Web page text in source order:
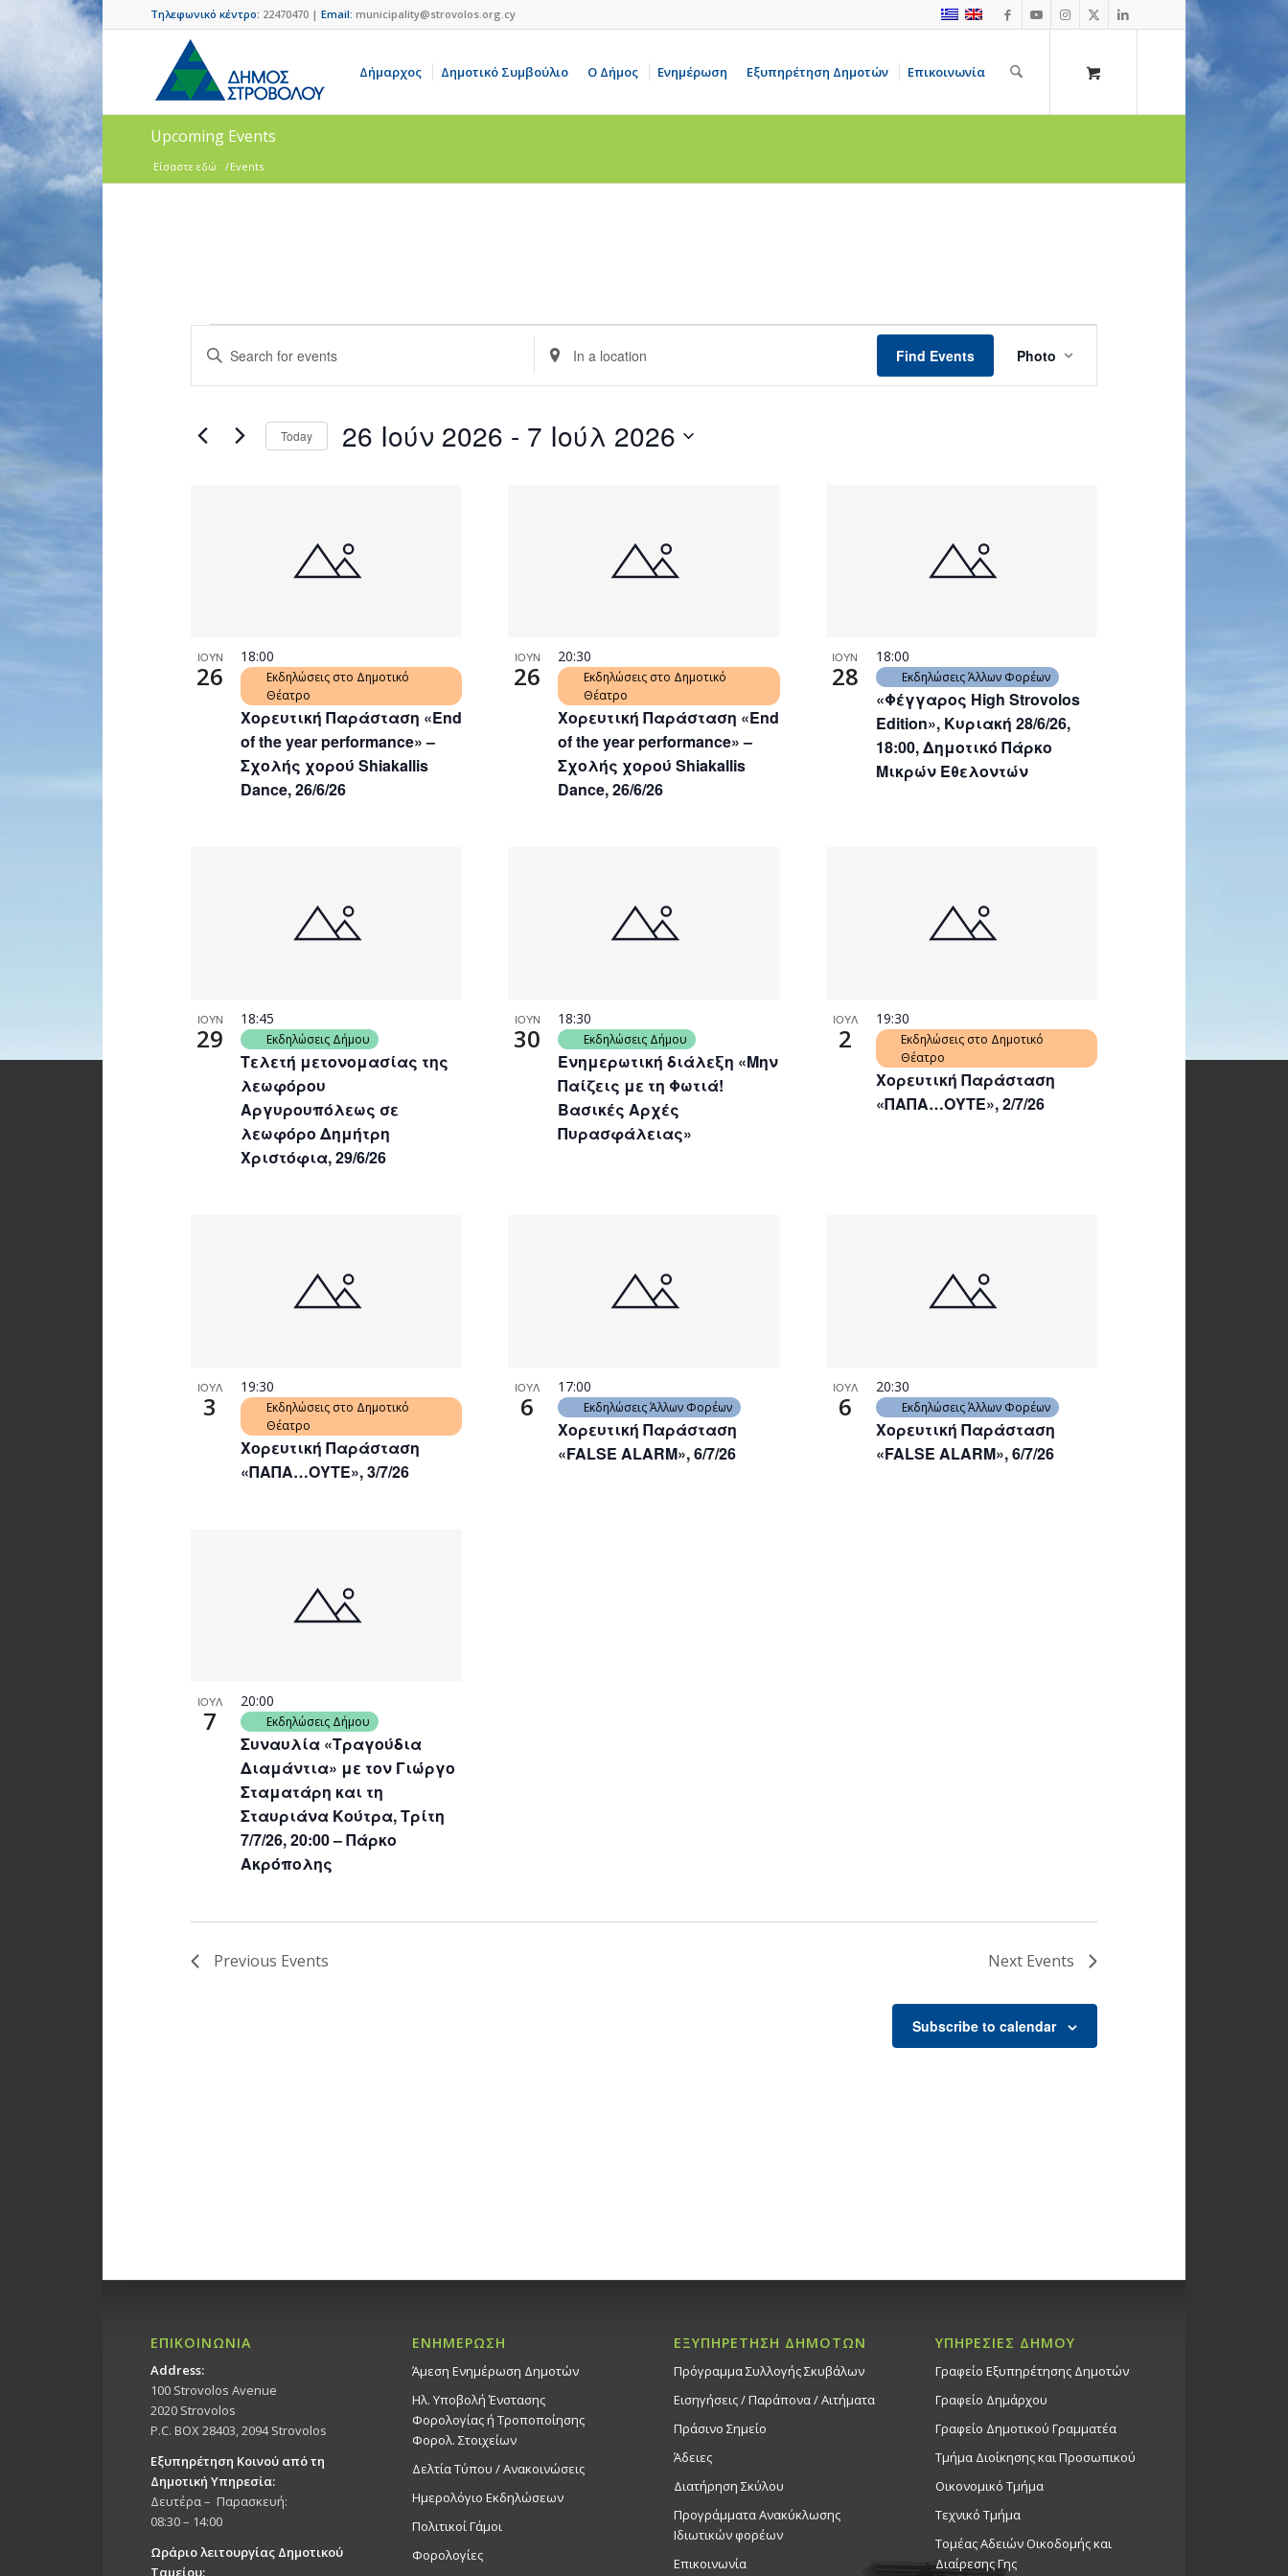
Τηλεφωνικό κέντρο: 22470470 | Email: municipality@strovolos.org.cy
Δήμαρχος Δημοτικό Συμβούλιο Ο Δήμος Ενημέρωση Εξυπηρέτηση Δημοτών Επικοινωνία
Upcoming Events
Είσαστε εδώ: /Events
Events
Search
and
Views
Navigation
Enter
Keyword.
Search
Events
Enter
Location.
Search
Events
by
Find Events
Views
Photo
Today 26 Ιούν 2026 - 7 Ιούλ 2026
View
ΙΟΥΝ
26
Χορευτική Παράσταση «End
of the year performance» –
Σχολής χορού Shiakallis
Dance, 26/6/26
18:00
Εκδηλώσεις στο Δημοτικό
Θέατρο
ΙΟΥΝ
26
Χορευτική Παράσταση «End
of the year performance» –
Σχολής χορού Shiakallis
Dance, 26/6/26
20:30
Εκδηλώσεις στο Δημοτικό
Θέατρο
ΙΟΥΝ
28
«Φέγγαρος High Strovolos
Edition», Kυριακή 28/6/26,
18:00, Δημοτικό Πάρκο
Μικρών Εθελοντών
18:00
Εκδηλώσεις Άλλων Φορέων
ΙΟΥΝ
29
Τελετή μετονομασίας της
λεωφόρου
Αργυρουπόλεως σε
λεωφόρο Δημήτρη
Χριστόφια, 29/6/26
18:45
Εκδηλώσεις Δήμου
ΙΟΥΝ
30
Ενημερωτική διάλεξη «Μην
Παίζεις με τη Φωτιά!
Βασικές Αρχές
Πυρασφάλειας»
18:30
Εκδηλώσεις Δήμου
ΙΟΥΛ
2
Χορευτική Παράσταση
«ΠΑΠΑ…ΟΥΤΕ», 2/7/26
19:30
Εκδηλώσεις στο Δημοτικό
Θέατρο
ΙΟΥΛ
3
Χορευτική Παράσταση
«ΠΑΠΑ…ΟΥΤΕ», 3/7/26
19:30
Εκδηλώσεις στο Δημοτικό
Θέατρο
ΙΟΥΛ
6
Χορευτική Παράσταση
«FALSE ALARM», 6/7/26
17:00
Εκδηλώσεις Άλλων Φορέων
ΙΟΥΛ
6
Χορευτική Παράσταση
«FALSE ALARM», 6/7/26
20:30
Εκδηλώσεις Άλλων Φορέων
ΙΟΥΛ
7
Συναυλία «Τραγούδια
Διαμάντια» με τον Γιώργο
Σταματάρη και τη
Σταυριάνα Κούτρα, Τρίτη
7/7/26, 20:00 – Πάρκο
Ακρόπολης
20:00
Εκδηλώσεις Δήμου
Previous Events Next Events
Subscribe to calendar
ΕΠΙΚΟΙΝΩΝΙΑ
Address:
100 Strovolos Avenue
2020 Strovolos
P.C. BOX 28403, 2094 Strovolos
Εξυπηρέτηση Κοινού από τη
Δημοτική Υπηρεσία:
Δευτέρα – Παρασκευή:
08:30 – 14:00
Ωράριο λειτουργίας Δημοτικού
Ταμείου:
ΕΝΗΜΕΡΩΣΗ
Άμεση Ενημέρωση Δημοτών
Ηλ. Υποβολή Ένστασης
Φορολογίας ή Τροποποίησης
Φορολ. Στοιχείων
Δελτία Τύπου / Ανακοινώσεις
Ημερολόγιο Εκδηλώσεων
Πολιτικοί Γάμοι
Φορολογίες
ΕΞΥΠΗΡΕΤΗΣΗ ΔΗΜΟΤΩΝ
Πρόγραμμα Συλλογής Σκυβάλων
Εισηγήσεις / Παράπονα / Αιτήματα
Πράσινο Σημείο
Άδειες
Διατήρηση Σκύλου
Προγράμματα Ανακύκλωσης
Ιδιωτικών φορέων
Επικοινωνία
ΥΠΗΡΕΣΙΕΣ ΔΗΜΟΥ
Γραφείο Εξυπηρέτησης Δημοτών
Γραφείο Δημάρχου
Γραφείο Δημοτικού Γραμματέα
Τμήμα Διοίκησης και Προσωπικού
Οικονομικό Τμήμα
Τεχνικό Τμήμα
Τομέας Αδειών Οικοδομής και
Διαίρεσης Γης